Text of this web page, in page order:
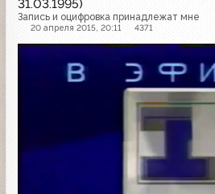
31.03.1995)
Запись и оцифровка принадлежат мне
20 апреля 2015, 20:11 4371